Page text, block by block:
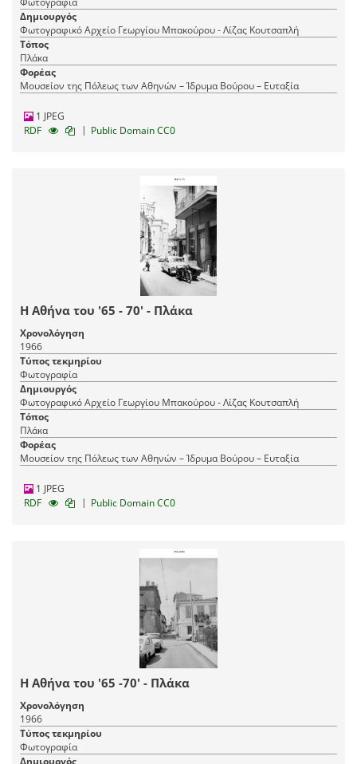
Δημιουργός
Φωτογραφικό Αρχείο Γεωργίου Μπακούρου - Λίζας Κουτσαπλή
Τόπος
Πλάκα
Φορέας
Μουσείον της Πόλεως των Αθηνών – Ίδρυμα Βούρου – Ευταξία
1 JPEG
RDF
| Public Domain CC0
Η Αθήνα του '65 - 70' - Πλάκα
Χρονολόγηση
1966
Τύπος τεκμηρίου
Φωτογραφία
Δημιουργός
Φωτογραφικό Αρχείο Γεωργίου Μπακούρου - Λίζας Κουτσαπλή
Τόπος
Πλάκα
Φορέας
Μουσείον της Πόλεως των Αθηνών – Ίδρυμα Βούρου – Ευταξία
1 JPEG
RDF
| Public Domain CC0
Η Αθήνα του '65 -70' - Πλάκα
Χρονολόγηση
1966
Τύπος τεκμηρίου
Φωτογραφία